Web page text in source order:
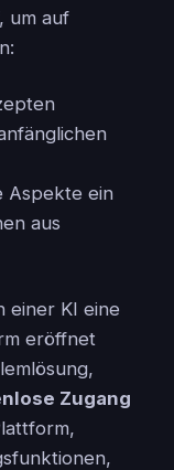
um auf
Aspekte ein
aus
einer KI eine
eröffnet
Zugang